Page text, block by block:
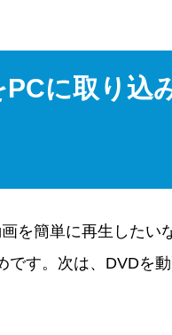
PCに取り込
を簡単に再生したい
す。次は、DVDを